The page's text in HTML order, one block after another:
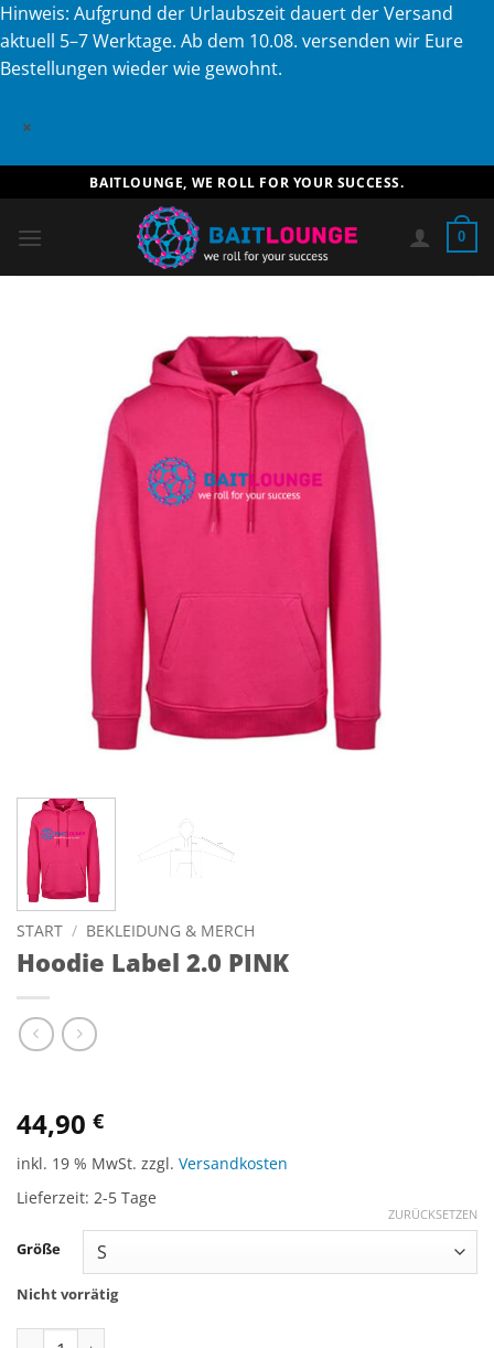
Hinweis: Aufgrund der Urlaubszeit dauert der Versand
aktuell 5–7 Werktage. Ab dem 10.08. versenden wir Eure
Bestellungen wieder wie gewohnt.
×
Inhalt
springen
BAITLOUNGE, WE ROLL FOR YOUR SUCCESS.
0
START / BEKLEIDUNG & MERCH
Hoodie Label 2.0 PINK
44,90 €
inkl. 19 % MwSt. zzgl. Versandkosten
Lieferzeit: 2-5 Tage
Größe
ZURÜCKSETZEN
Nicht vorrätig
Hoodie Label 2.0 PINK Menge